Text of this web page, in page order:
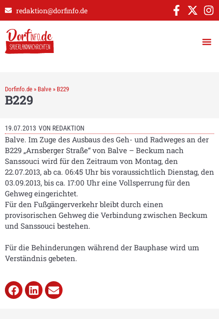
redaktion@dorfinfo.de
Dorfinfo.de » Balve » B229
B229
19.07.2013 VON REDAKTION
Balve. Im Zuge des Ausbaus des Geh- und Radweges an der
B229 „Arnsberger Straße“ von Balve – Beckum nach
Sanssouci wird für den Zeitraum von Montag, den
22.07.2013, ab ca. 06:45 Uhr bis voraussichtlich Dienstag, den
03.09.2013, bis ca. 17:00 Uhr eine Vollsperrung für den
Gehweg eingerichtet.
Für den Fußgängerverkehr bleibt durch einen
provisorischen Gehweg die Verbindung zwischen Beckum
und Sanssouci bestehen.
Für die Behinderungen während der Bauphase wird um
Verständnis gebeten.